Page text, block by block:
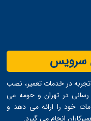
سرویس
فاران سرویس با بیش از ۲۰ سال تجربه در خدمات تعمیر، نصب
در تهران و حومه می
خود را ارائه می ‌دهد و
انجام می ‌گیرد.